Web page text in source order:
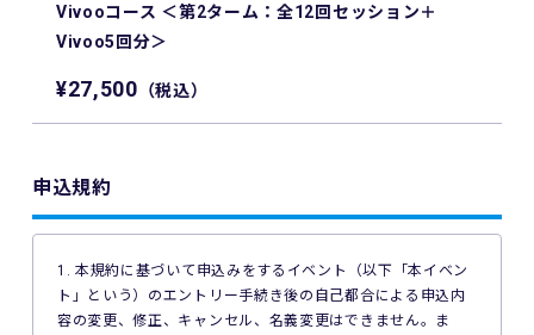
Vivooコース ＜第2ターム：全12回セッション＋
Vivoo5回分＞
¥27,500 （税込）
申込規約
1. 本規約に基づいて申込みをするイベント（以下「本イベン
ト」という）のエントリー手続き後の自己都合による申込内
容の変更、修正、キャンセル、名義変更はできません。ま